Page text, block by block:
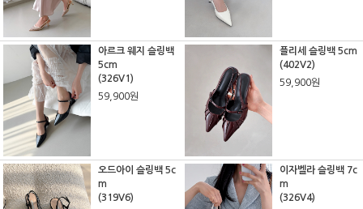
아르크 웨지 슬링백
5cm
(326V1)
59,900원
플리세 슬링백 5cm
(402V2)
59,900원
오드아이 슬링백 5c
m
(319V6)
이자벨라 슬링백 7c
m
(326V4)